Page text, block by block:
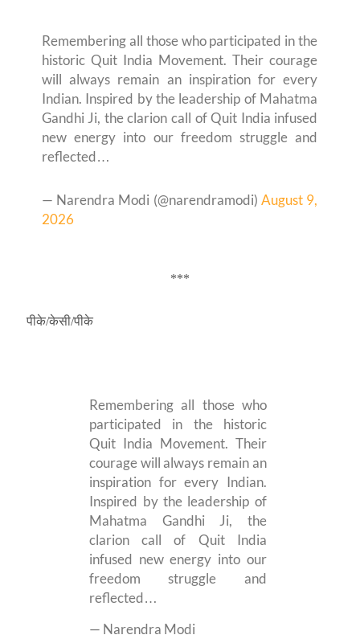
Remembering all those who participated in the
historic Quit India Movement. Their courage
will always remain an inspiration for every
Indian. Inspired by the leadership of Mahatma
Gandhi Ji, the clarion call of Quit India infused
new energy into our freedom struggle and
reflected…
— Narendra Modi (@narendramodi) August 9,
2026
***
पीके/केसी/पीके
Remembering all those who
participated in the historic
Quit India Movement. Their
courage will always remain an
inspiration for every Indian.
Inspired by the leadership of
Mahatma Gandhi Ji, the
clarion call of Quit India
infused new energy into our
freedom struggle and
reflected…
— Narendra Modi